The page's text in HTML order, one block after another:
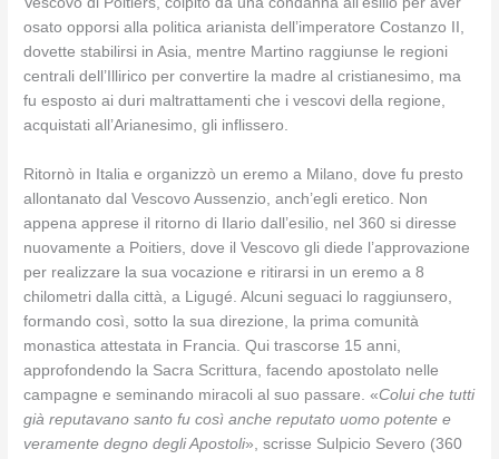
osato opporsi alla politica arianista dell’imperatore Costanzo II,
dovette stabilirsi in Asia, mentre Martino raggiunse le regioni
centrali dell’Illirico per convertire la madre al cristianesimo, ma
fu esposto ai duri maltrattamenti che i vescovi della regione,
acquistati all’Arianesimo, gli inflissero.
Ritornò in Italia e organizzò un eremo a Milano, dove fu presto
allontanato dal Vescovo Aussenzio, anch’egli eretico. Non
appena apprese il ritorno di Ilario dall’esilio, nel 360 si diresse
nuovamente a Poitiers, dove il Vescovo gli diede l’approvazione
per realizzare la sua vocazione e ritirarsi in un eremo a 8
chilometri dalla città, a Ligugé. Alcuni seguaci lo raggiunsero,
formando così, sotto la sua direzione, la prima comunità
monastica attestata in Francia. Qui trascorse 15 anni,
approfondendo la Sacra Scrittura, facendo apostolato nelle
campagne e seminando miracoli al suo passare. «Colui che tutti
già reputavano santo fu così anche reputato uomo potente e
veramente degno degli Apostoli», scrisse Sulpicio Severo (360